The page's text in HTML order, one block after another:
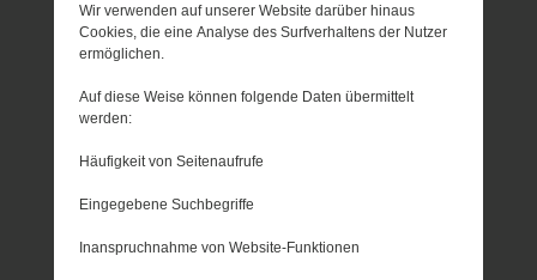
Wir verwenden auf unserer Website darüber hinaus
Cookies, die eine Analyse des Surfverhaltens der Nutzer
ermöglichen.
Auf diese Weise können folgende Daten übermittelt
werden:
Häufigkeit von Seitenaufrufe
Eingegebene Suchbegriffe
Inanspruchnahme von Website-Funktionen